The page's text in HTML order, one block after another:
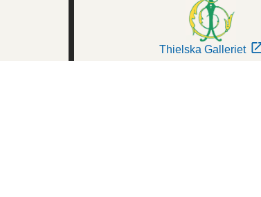
Thielska Galleriet